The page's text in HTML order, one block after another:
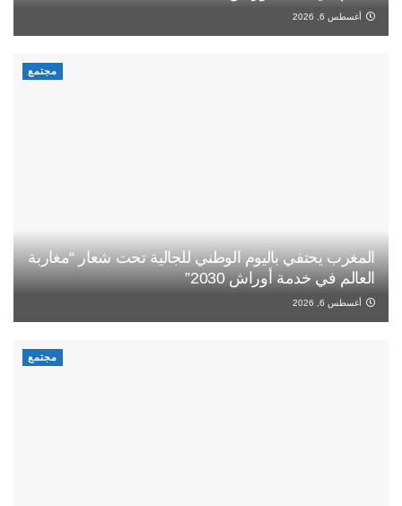
أغسطس 6, 2026
مجتمع
المغرب يحتفي باليوم الوطني للجالية تحت شعار “مغاربة
العالم في خدمة أوراش 2030”
أغسطس 6, 2026
مجتمع